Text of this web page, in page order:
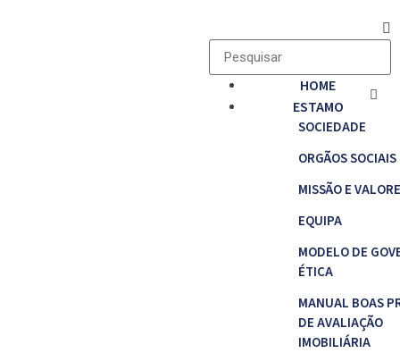
HOME
ESTAMO
SOCIEDADE
ORGÃOS SOCIAIS
MISSÃO E
EQUIPA
MODELO DE
ÉTICA
MANUAL BOAS
DE AVALIAÇÃO
IMOBILIÁRIA